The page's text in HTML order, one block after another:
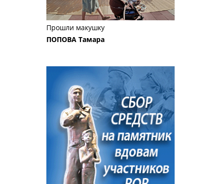
Прошли макушку
ПОПОВА Тамара